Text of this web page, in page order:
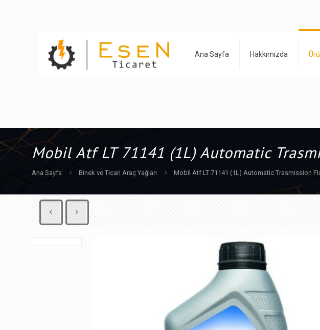
Ana Sayfa Hakkımızda
Mobil Atf LT 71141 (1L) Automatic
Ana Sayfa Binek ve Ticari Araç Yağları Mobil Atf LT 71141 (1L) Automatic Trasmission